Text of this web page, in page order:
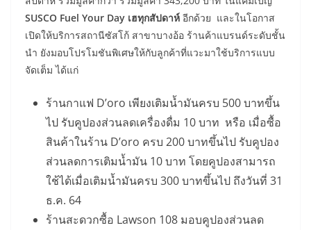
SUSCO Fuel Your Day เฮทุกสัปดาห์ อีกด้วย และในโอกาส
เปิดให้บริการสถานีซัสโก้ สาขาบางอ้อ ร้านค้าแบรนด์ระดับชั้น
นำ ยังมอบโปรโมชันพิเศษให้กับลูกค้าที่แวะมาใช้บริการแบบ
จัดเต็ม ได้แก่
ร้านกาแฟ D’oro เพียงเติมน้ำมันครบ 500 บาทขึ้น
ไป รับคูปองส่วนลดเครื่องดื่ม 10 บาท หรือ เมื่อซื้อ
สินค้าในร้าน D’oro ครบ 200 บาทขึ้นไป รับคูปอง
ส่วนลดการเติมน้ำมัน 10 บาท โดยคูปองสามารถ
ใช้ได้เมื่อเติมน้ำมันครบ 300 บาทขึ้นไป ถึงวันที่ 31
ธ.ค. 64
ร้านสะดวกซื้อ Lawson 108 มอบคูปองส่วนลด